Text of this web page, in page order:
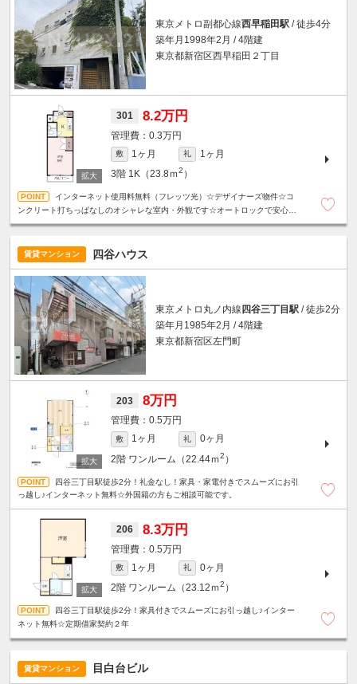
東京メトロ副都心線西早稲田駅 / 徒歩4分
築年月1998年2月 / 4階建
東京都新宿区西早稲田２丁目
301 8.2万円
0.3万円
敷 1ヶ月 礼
1ヶ月
3階 1K（23.8ｍ2 ）
インターネット使用料無料（フレッツ光）☆デザイナーズ物件☆コ
ンクリート打ちっぱなしのオシャレな室内・外観です☆オートロックで安心☆
賃貸マンション 四谷ハウス
東京メトロ丸ノ内線四谷三丁目駅 / 徒歩2分
築年月1985年2月 / 4階建
東京都新宿区左門町
203 8万円
0.5万円
敷 1ヶ月 礼
0ヶ月
2階 ワンルーム（22.44ｍ2 ）
四谷三丁目駅徒歩2分！礼金なし！家具・家電付きでスムーズにお引
っ越し♪インターネット無料☆外国籍の方もご相談可能です。
206 8.3万円
0.5万円
敷 1ヶ月 礼
0ヶ月
2階 ワンルーム（23.12ｍ2 ）
四谷三丁目駅徒歩2分！家具付きでスムーズにお引っ越し♪インター
ネット無料☆定期借家契約２年
賃貸マンション 目白台ビル